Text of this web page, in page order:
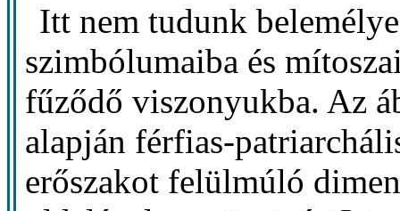
Itt nem tudunk
szimbólumaiba és
fűződő viszonyukba. Az
alapján férfias-
erőszakot felülmúló